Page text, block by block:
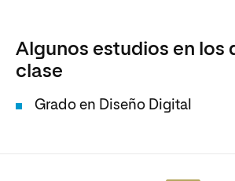
Algunos estudios en los
clase
Grado en Diseño Digital